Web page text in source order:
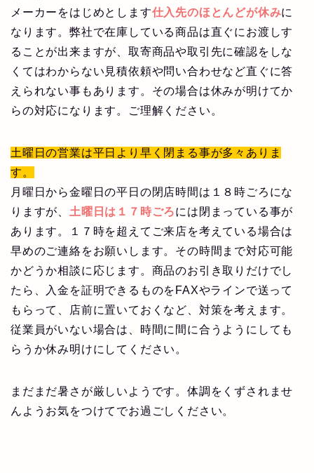
メーカーをはじめとします仕入先のほとんどが休みに
なります。弊社で在庫している商品は直ぐにお渡しす
ることが出来ますが、取寄商品や取引先に確認をしな
くてはわからない見積依頼や問い合わせなど直ぐに答
えられない事もあります。その場合は休みが明けてか
らの対応になります。ご理解ください。
土曜日の営業は平日より早く閉まる事が多々ありま
す。
月曜日から金曜日の平日の閉店時間は１８時ごろにな
りますが、 土曜日は１７時ごろには閉まっている事が
あります。１７時を超えてご来店を考えている場合は
早めのご連絡をお願いします。その時間まで対応可能
かどうか相談に応じます。商品のお引き取りだけでし
たら、入金を証明できるものをFAXやラインで送って
もらって、店前に置いておくなど、対策を考えます。
従業員がいない場合は、時間に間に合うようにしても
らうか休み明けにしてください。
まだまだ暑さが厳しいようです。体調をくずされませ
んようお気をつけてでお過ごしください。